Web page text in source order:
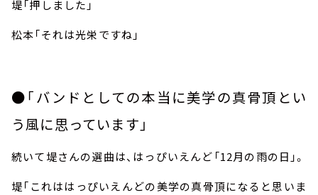
堤「押しました」
松本「それは光栄ですね」
●「バンドとしての本当に美学の真骨頂とい
う風に思っています」
続いて堤さんの選曲は、はっぴいえんど「12月の雨の日」。
堤「これははっぴいえんどの美学の真骨頂になると思いま